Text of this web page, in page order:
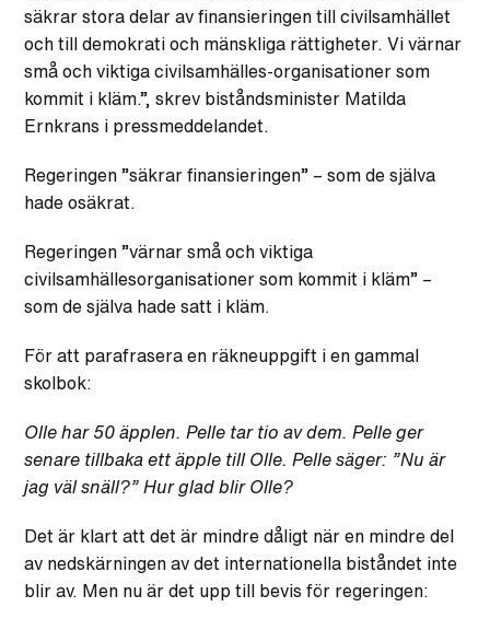
säkrar stora delar av finansieringen till civilsamhället
och till demokrati och mänskliga rättigheter. Vi värnar
små och viktiga civilsamhälles-organisationer som
kommit i kläm.”, skrev biståndsminister Matilda
Ernkrans i pressmeddelandet.
Regeringen ”säkrar finansieringen” – som de själva
hade osäkrat.
Regeringen ”värnar små och viktiga
civilsamhällesorganisationer som kommit i kläm” –
som de själva hade satt i kläm.
För att parafrasera en räkneuppgift i en gammal
skolbok:
Olle har 50 äpplen. Pelle tar tio av dem. Pelle ger
senare tillbaka ett äpple till Olle. Pelle säger: ”Nu är
jag väl snäll?” Hur glad blir Olle?
Det är klart att det är mindre dåligt när en mindre del
av nedskärningen av det internationella biståndet inte
blir av. Men nu är det upp till bevis för regeringen: